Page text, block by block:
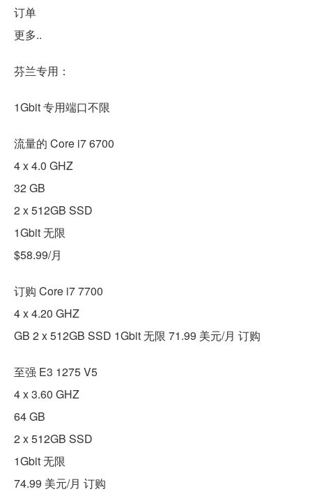
订单
更多..
芬兰专用：
1Gbit 专用端口不限
流量的 Core i7 6700
4 x 4.0 GHZ
32 GB
2 x 512GB SSD
1Gbit 无限
$58.99/月
订购 Core i7 7700
4 x 4.20 GHZ
GB 2 x 512GB SSD 1Gbit 无限 71.99 美元/月 订购
至强 E3 1275 V5
4 x 3.60 GHZ
64 GB
2 x 512GB SSD
1Gbit 无限
74.99 美元/月 订购